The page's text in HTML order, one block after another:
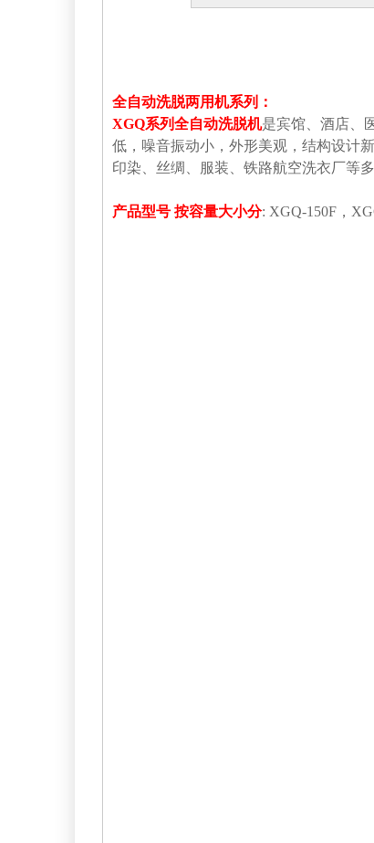
全自动洗脱两用机系列：
XGQ系列全自动洗脱机是宾馆、酒店、
低，噪音振动小，外形美观，结构设计
印染、丝绸、服装、铁路航空洗衣厂等多
产品型号 按容量大小分: XGQ-150F，